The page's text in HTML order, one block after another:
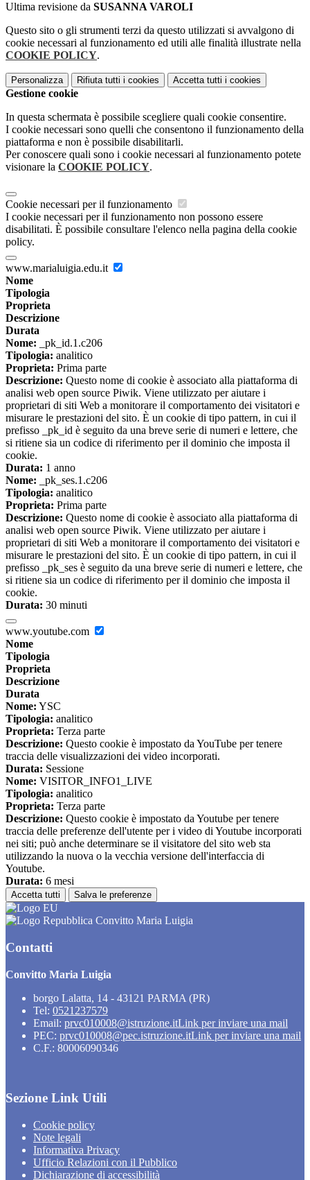
Ultima revisione da SUSANNA VAROLI
Questo sito o gli strumenti terzi da questo utilizzati si avvalgono di
cookie necessari al funzionamento ed utili alle finalità illustrate nella
COOKIE POLICY.
Personalizza Rifiuta tutti i cookies Accetta tutti i cookies
Gestione cookie
In questa schermata è possibile scegliere quali cookie consentire.
I cookie necessari sono quelli che consentono il funzionamento della
piattaforma e non è possibile disabilitarli.
Per conoscere quali sono i cookie necessari al funzionamento potete
visionare la COOKIE POLICY.
Cookie necessari per il funzionamento
I cookie necessari per il funzionamento non possono essere
disabilitati. È possibile consultare l'elenco nella pagina della cookie
policy.
www.marialuigia.edu.it
Nome
Tipologia
Proprieta
Descrizione
Durata
Nome: _pk_id.1.c206
Tipologia: analitico
Proprieta: Prima parte
Descrizione: Questo nome di cookie è associato alla piattaforma di
analisi web open source Piwik. Viene utilizzato per aiutare i
proprietari di siti Web a monitorare il comportamento dei visitatori e
misurare le prestazioni del sito. È un cookie di tipo pattern, in cui il
prefisso _pk_id è seguito da una breve serie di numeri e lettere, che
si ritiene sia un codice di riferimento per il dominio che imposta il
cookie.
Durata: 1 anno
Nome: _pk_ses.1.c206
Tipologia: analitico
Proprieta: Prima parte
Descrizione: Questo nome di cookie è associato alla piattaforma di
analisi web open source Piwik. Viene utilizzato per aiutare i
proprietari di siti Web a monitorare il comportamento dei visitatori e
misurare le prestazioni del sito. È un cookie di tipo pattern, in cui il
prefisso _pk_ses è seguito da una breve serie di numeri e lettere, che
si ritiene sia un codice di riferimento per il dominio che imposta il
cookie.
Durata: 30 minuti
www.youtube.com
Nome
Tipologia
Proprieta
Descrizione
Durata
Nome: YSC
Tipologia: analitico
Proprieta: Terza parte
Descrizione: Questo cookie è impostato da YouTube per tenere
traccia delle visualizzazioni dei video incorporati.
Durata: Sessione
Nome: VISITOR_INFO1_LIVE
Tipologia: analitico
Proprieta: Terza parte
Descrizione: Questo cookie è impostato da Youtube per tenere
traccia delle preferenze dell'utente per i video di Youtube incorporati
nei siti; può anche determinare se il visitatore del sito web sta
utilizzando la nuova o la vecchia versione dell'interfaccia di
Youtube.
Durata: 6 mesi
Accetta tutti Salva le preferenze
Convitto Maria Luigia
Contatti
Convitto Maria Luigia
borgo Lalatta, 14 - 43121 PARMA (PR)
Tel: 0521237579
Email: prvc010008@istruzione.itLink per inviare una mail
PEC: prvc010008@pec.istruzione.itLink per inviare una mail
C.F.: 80006090346
Sezione Link Utili
Cookie policy
Note legali
Informativa Privacy
Ufficio Relazioni con il Pubblico
Dichiarazione di accessibilità